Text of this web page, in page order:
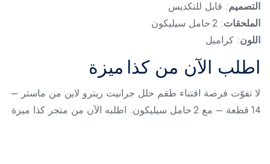
التصميم: قابل للتكديس
الملحقات: 2 حامل سيليكون
اللون: كراميل
اطلب الآن من كذا ميزة
لا تفوّت فرصة اقتناء طقم حلل جرانيت ريترو لاين من ماستر –
14 قطعة – مع 2 حامل سيليكون. اطلبه الآن من متجر كذا ميزة